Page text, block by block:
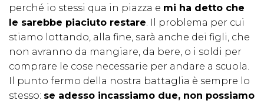
perché io stessi qua in piazza e mi ha detto che
le sarebbe piaciuto restare. Il problema per cui
stiamo lottando, alla fine, sarà anche dei figli, che
non avranno da mangiare, da bere, o i soldi per
comprare le cose necessarie per andare a scuola.
Il punto fermo della nostra battaglia è sempre lo
stesso: se adesso incassiamo due, non possiamo